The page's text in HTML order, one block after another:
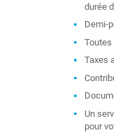
durée
Demi-
Toutes
Taxes
Un
pour